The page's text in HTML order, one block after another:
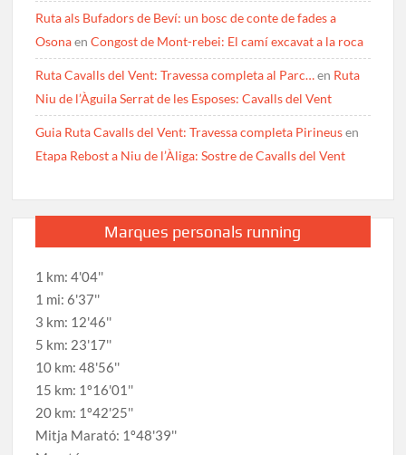
Ruta als Bufadors de Beví: un bosc de conte de fades a
OsonaenCongost de Mont-rebei: El camí excavat a la roca
Ruta Cavalls del Vent: Travessa completa al Parc…en Ruta
Niu de l’Àguila Serrat de les Esposes: Cavalls del Vent
Guia Ruta Cavalls del Vent: Travessa completa Pirineusen
Etapa Rebost a Niu de l’Àliga: Sostre de Cavalls del Vent
Marques personals running
1 km: 4'04''
1 mi: 6'37''
3 km: 12'46''
5 km: 23'17''
10 km: 48'56''
15 km: 1º16'01''
20 km: 1º42'25''
Mitja Marató: 1º48'39''